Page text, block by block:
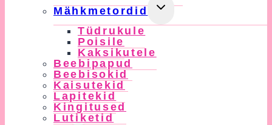
Mähkmetordid
Toggle
Child
Tüdrukule
Poisile
Kaksikutele
Beebipapud
Beebisokid
Kaisutekid
Lapitekid
Kingitused
Lutiketid